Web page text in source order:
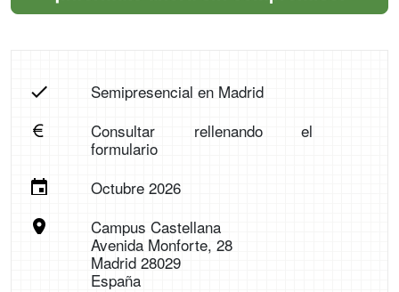
Semipresencial en Madrid
Consultar rellenando el
formulario
Octubre 2026
Campus Castellana
Avenida Monforte, 28
Madrid 28029
España